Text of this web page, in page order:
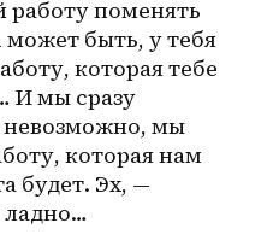
работу поменять
может быть, у тебя
которая тебе
И мы сразу
невозможно, мы
которая нам
будет. Эх, —
ладно…